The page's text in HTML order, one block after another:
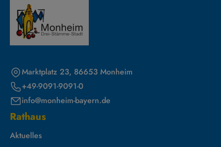
Marktplatz 23, 86653 Monheim
+49-9091-9091-0
info@monheim-bayern.de
Rathaus
Aktuelles